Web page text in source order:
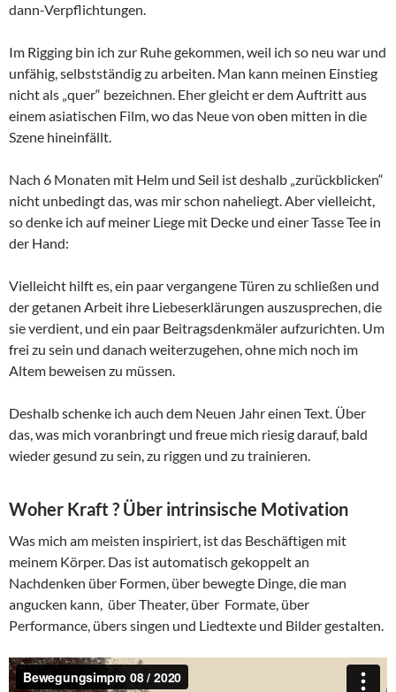
dann-Verpflichtungen.
Im Rigging bin ich zur Ruhe gekommen, weil ich so neu war und
unfähig, selbstständig zu arbeiten. Man kann meinen Einstieg
nicht als „quer“ bezeichnen. Eher gleicht er dem Auftritt aus
einem asiatischen Film, wo das Neue von oben mitten in die
Szene hineinfällt.
Nach 6 Monaten mit Helm und Seil ist deshalb „zurückblicken“
nicht unbedingt das, was mir schon naheliegt. Aber vielleicht,
so denke ich auf meiner Liege mit Decke und einer Tasse Tee in
der Hand:
Vielleicht hilft es, ein paar vergangene Türen zu schließen und
der getanen Arbeit ihre Liebeserklärungen auszusprechen, die
sie verdient, und ein paar Beitragsdenkmäler aufzurichten. Um
frei zu sein und danach weiterzugehen, ohne mich noch im
Altem beweisen zu müssen.
Deshalb schenke ich auch dem Neuen Jahr einen Text. Über
das, was mich voranbringt und freue mich riesig darauf, bald
wieder gesund zu sein, zu riggen und zu trainieren.
Woher Kraft ? Über intrinsische Motivation
Was mich am meisten inspiriert, ist das Beschäftigen mit
meinem Körper. Das ist automatisch gekoppelt an
Nachdenken über Formen, über bewegte Dinge, die man
angucken kann, über Theater, über Formate, über
Performance, übers singen und Liedtexte und Bilder gestalten.